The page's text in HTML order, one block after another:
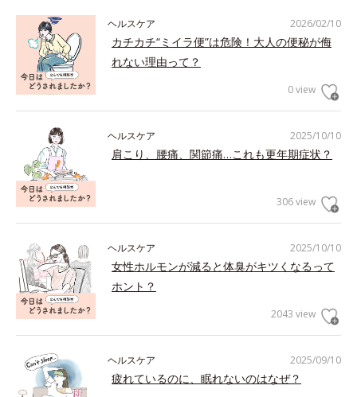
2026/02/10
ヘルスケア
カチカチ“ミイラ便”は危険！大人の便秘が侮
れない理由って？
0 view
2025/10/10
ヘルスケア
肩こり、腰痛、関節痛…これも更年期症状？
306 view
2025/10/10
ヘルスケア
女性ホルモンが減ると体臭がキツくなるって
ホント？
2043 view
2025/09/10
ヘルスケア
疲れているのに、眠れないのはなぜ？